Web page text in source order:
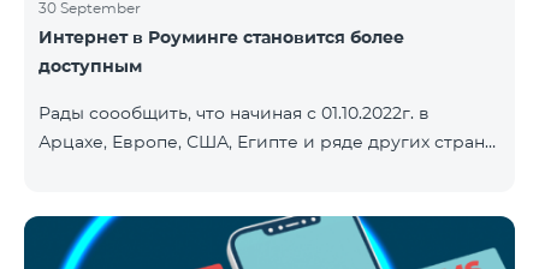
30 September
Интернет в Роуминге становится более
доступным
Рады соообщить, что начиная с 01.10.2022г. в
Арцахе, Европе, США, Египте и ряде других стран
звонки в Армению звонки – 150 драм/минута.
Исходящие звонки локальные – 500 драм/минута.